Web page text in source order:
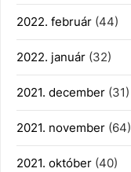
2022. február (44)
2022. január (32)
2021. december (31)
2021. november (64)
2021. október (40)